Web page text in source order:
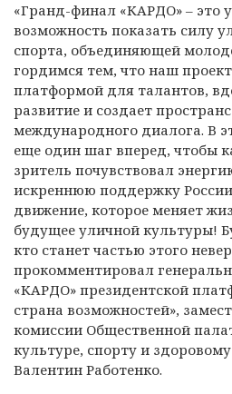
«Гранд-финал «КАРДО» – это
возможность показать силу
спорта, объединяющей
гордимся тем, что наш
платформой для талантов,
развитие и создает
международного диалога. В
еще один шаг вперед, чтобы
зритель почувствовал
искреннюю поддержку
движение, которое меняет
будущее уличной культуры!
кто станет частью этого
прокомментировал
«КАРДО» президентской
страна возможностей»,
комиссии Общественной
культуре, спорту и
Валентин Работенко.